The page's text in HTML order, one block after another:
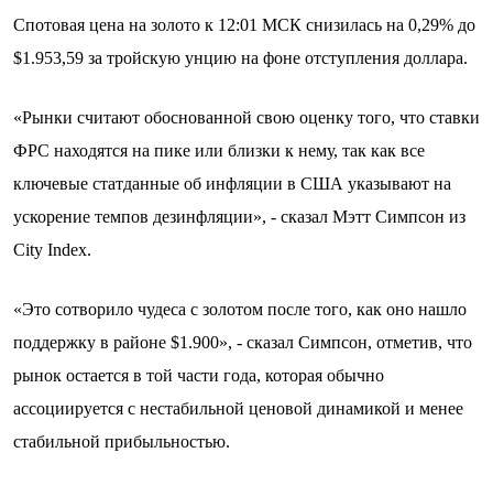
Спотовая цена на золото к 12:01 МСК снизилась на 0,29% до
$1.953,59​ за тройскую унцию на фоне отступления доллара.
«Рынки считают обоснованной свою оценку того, что ставки
ФРС находятся на пике или близки к нему, так как все
ключевые статданные об инфляции в США указывают на
ускорение темпов дезинфляции», - сказал Мэтт Симпсон из
City Index.
«Это сотворило чудеса с золотом после того, как оно нашло
поддержку в районе $1.900», - сказал Симпсон, отметив, что
рынок остается в той части года, которая обычно
ассоциируется с нестабильной ценовой динамикой и менее
стабильной прибыльностью.